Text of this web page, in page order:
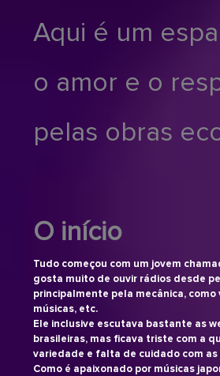
Aqui é um
o amor e o
pelas obras
O início
Tudo começou com um jovem
gosta muito de ouvir rádios desde
principalmente pela mecânica,
músicas, etc.
Ele inclusive escutava bastante as
brasileiras, mas ficava triste com a
variedade e falta de cuidado com as
Como é apaixonado por músicas